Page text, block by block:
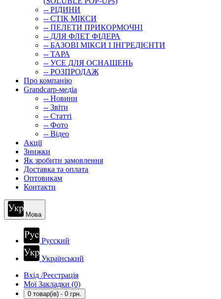
-- РIДИНИ
-- СТIК МIКСИ
-- ПЕЛЕТИ ПРИКОРМОЧНІ
-- ДЛЯ ФЛЕТ ФІДЕРА
-- БАЗОВІ МІКСИ І ІНГРЕДІЄНТИ
-- ТАРА
-- УСЕ ДЛЯ ОСНАЩЕНЬ
-- РОЗПРОДАЖ
Про компанію
Grandcarp-медіа
-- Новини
-- Звіти
-- Статті
-- Фото
-- Відео
Акції
Знижки
Як зробити замовлення
Доставка та оплата
Оптовикам
Контакти
Мова
Русский
Український
Вхід /Реєстрація
Мої Закладки (0)
0 товар(ів) - 0 грн.